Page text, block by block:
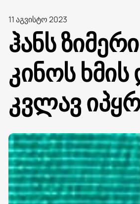
11 აგვისტო 2023
ჰანს
კინოს
კვლავ